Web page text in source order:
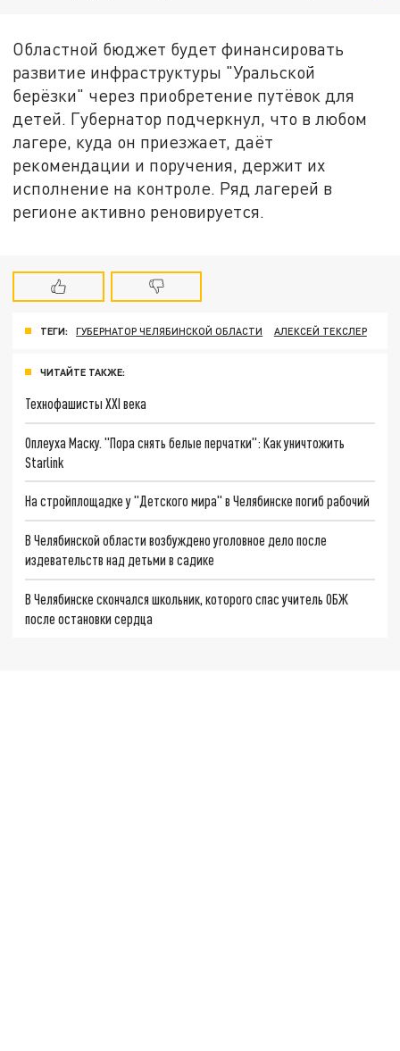
Областной бюджет будет финансировать
развитие инфраструктуры "Уральской
берёзки" через приобретение путёвок для
детей. Губернатор подчеркнул, что в любом
лагере, куда он приезжает, даёт
рекомендации и поручения, держит их
исполнение на контроле. Ряд лагерей в
регионе активно реновируется.
ТЕГИ: ГУБЕРНАТОР ЧЕЛЯБИНСКОЙ ОБЛАСТИ АЛЕКСЕЙ ТЕКСЛЕР
ЧИТАЙТЕ ТАКЖЕ:
Технофашисты XXI века
Оплеуха Маску. "Пора снять белые перчатки": Как уничтожить
Starlink
На стройплощадке у "Детского мира" в Челябинске погиб рабочий
В Челябинской области возбуждено уголовное дело после
издевательств над детьми в садике
В Челябинске скончался школьник, которого спас учитель ОБЖ
после остановки сердца